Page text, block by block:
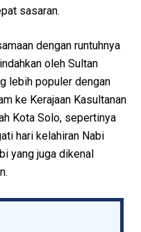
sasaran.
dengan runtuhnya
oleh Sultan
lebih populer dengan
ke Kerajaan Kasultanan
Kota Solo, sepertinya
hari kelahiran Nabi
yang juga dikenal